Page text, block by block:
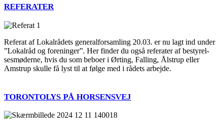
REFERATER
Refe­rat af Lokal­rå­dets gene­ral­for­sam­ling 20.03. er nu lagt ind under
”Lokal­råd og for­e­nin­ger”. Her fin­der du også refe­ra­ter af besty­rel­
ses­mø­de­r­ne, hvis du som bebo­er i Ørting, Fal­ling, Ålstrup eller
Amstrup skul­le få lyst til at føl­ge med i rådets arbej­de.
TORONTOLYS PÅ HORSENSVEJ